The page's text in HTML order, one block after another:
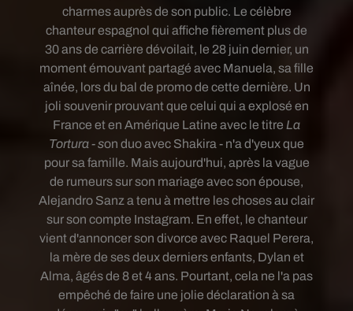
charmes auprès de son public. Le célèbre
chanteur espagnol qui affiche fièrement plus de
30 ans de carrière dévoilait, le 28 juin dernier, un
moment émouvant partagé avec Manuela, sa fille
aînée, lors du bal de promo de cette dernière. Un
joli souvenir prouvant que celui qui a explosé en
France et en Amérique Latine avec le titre La
Tortura - son duo avec Shakira - n'a d'yeux que
pour sa famille. Mais aujourd'hui, après la vague
de rumeurs sur son mariage avec son épouse,
Alejandro Sanz a tenu à mettre les choses au clair
sur son compte Instagram. En effet, le chanteur
vient d'annoncer son divorce avec Raquel Perera,
la mère de ses deux derniers enfants, Dylan et
Alma, âgés de 8 et 4 ans. Pourtant, cela ne l'a pas
empêché de faire une jolie déclaration à sa